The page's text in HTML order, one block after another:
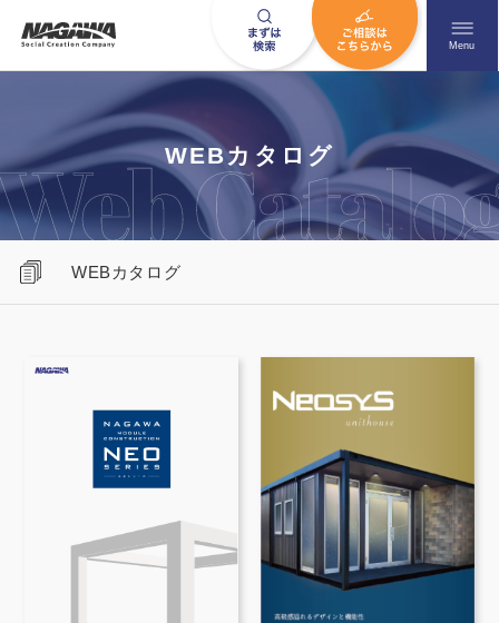
メニュ
Menu
お問い合わせはこちら
0120-09-9663
営業時間AM 9:00〜PM6:00
ニュース一覧
用途から探す
ナガワについて知る
展示場を探す
施工事例
あなたにナガワがお薦めの理由
Webカタログ
WEBカタログ
WEBカタログ